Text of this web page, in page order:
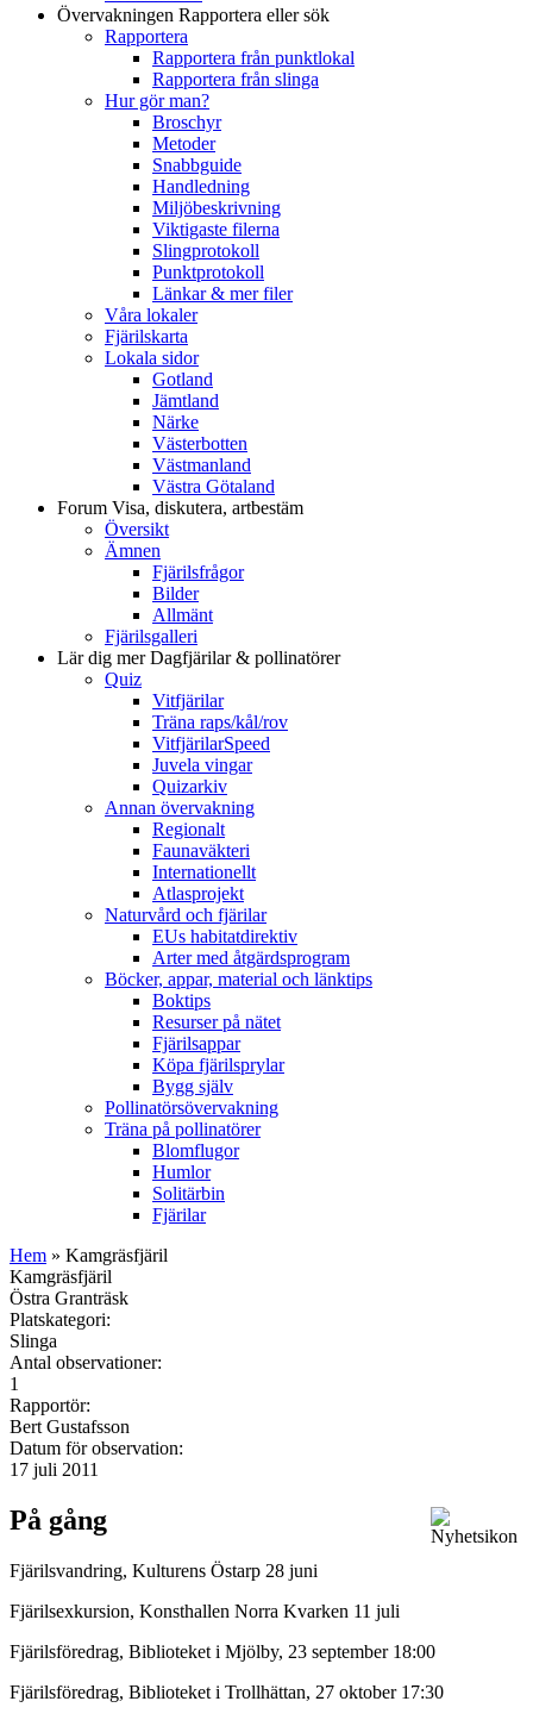
Övervakningen Rapportera eller sök
Rapportera
Rapportera från punktlokal
Rapportera från slinga
Hur gör man?
Broschyr
Metoder
Snabbguide
Handledning
Miljöbeskrivning
Viktigaste filerna
Slingprotokoll
Punktprotokoll
Länkar & mer filer
Våra lokaler
Fjärilskarta
Lokala sidor
Gotland
Jämtland
Närke
Västerbotten
Västmanland
Västra Götaland
Forum Visa, diskutera, artbestäm
Översikt
Ämnen
Fjärilsfrågor
Bilder
Allmänt
Fjärilsgalleri
Lär dig merDagfjärilar & pollinatörer
Quiz
Vitfjärilar
Träna raps/kål/rov
VitfjärilarSpeed
Juvela vingar
Quizarkiv
Annan övervakning
Regionalt
Faunaväkteri
Internationellt
Atlasprojekt
Naturvård och fjärilar
EUs habitatdirektiv
Arter med åtgärdsprogram
Böcker, appar, material och länktips
Boktips
Resurser på nätet
Fjärilsappar
Köpa fjärilsprylar
Bygg själv
Pollinatörsövervakning
Träna på pollinatörer
Blomflugor
Humlor
Solitärbin
Fjärilar
Hem » Kamgräsfjäril
Kamgräsfjäril
Östra Granträsk
Platskategori:
Slinga
Antal observationer:
1
Rapportör:
Bert Gustafsson
Datum för observation:
17 juli 2011
På gång
Fjärilsvandring, Kulturens Östarp 28 juni
Fjärilsexkursion, Konsthallen Norra Kvarken 11 juli
Fjärilsföredrag, Biblioteket i Mjölby, 23 september 18:00
Fjärilsföredrag, Biblioteket i Trollhättan, 27 oktober 17:30